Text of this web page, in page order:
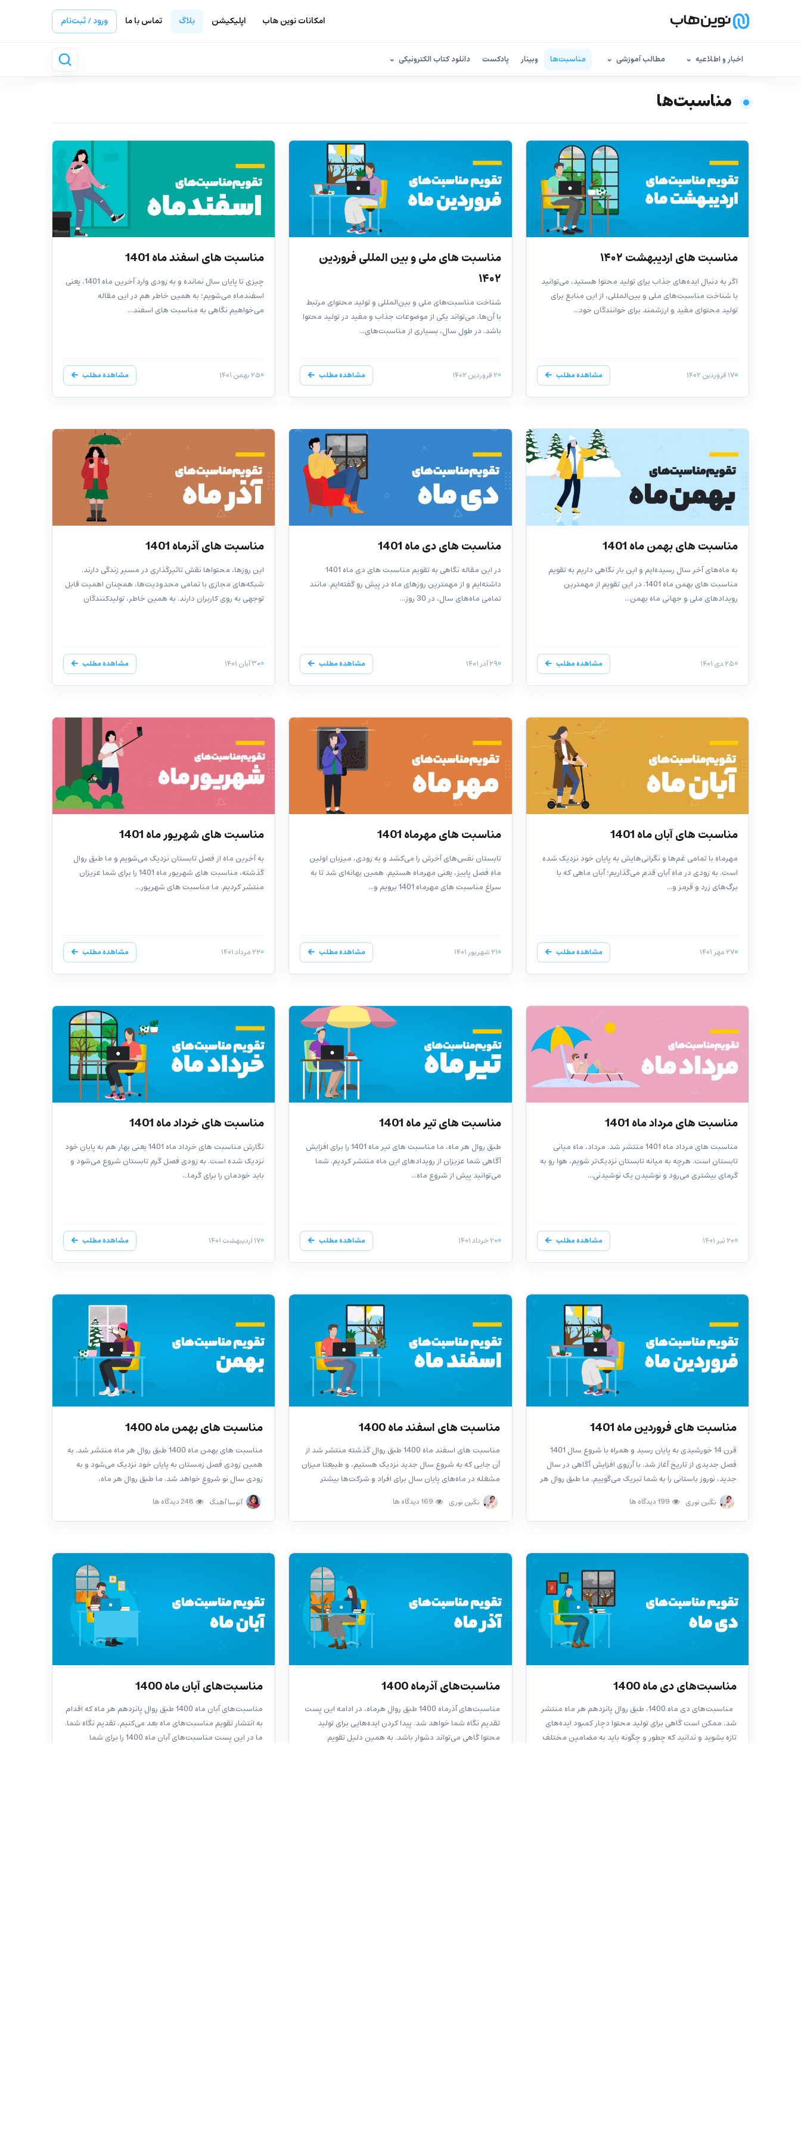
امکانات نوین هاب اپلیکیشن بلاگ تماس با ما ورود / ثبت‌نام
اخبار و اطلاعیه مطالب آموزشی مناسبت‌ها وبینار پادکست دانلود کتاب الکترونیکی
‌ مناسبت‌ها
مناسبت های اردیبهشت ۱۴۰۲
اگر به دنبال ایده‌های جذاب برای تولید محتوا هستید، می‌توانید
با شناخت مناسبت‌های ملی و بین‌المللی، از این منابع برای
تولید محتوای مفید و ارزشمند برای خوانندگان خود...
۱۷ فروردین ۱۴۰۲ مشاهده مطلب
مناسبت های ملی و بین المللی فروردین
۱۴۰۲
شناخت مناسبت‌های ملی و بین‌المللی و تولید محتوای مرتبط
با آن‌ها، می‌تواند یکی از موضوعات جذاب و مفید در تولید محتوا
باشد. در طول سال، بسیاری از مناسبت‌های...
۲ فروردین ۱۴۰۲ مشاهده مطلب
مناسبت های اسفند ماه 1401
چیزی تا پایان سال نمانده و به زودی وارد آخرین ماه 1401، یعنی
اسفندماه می‌شویم؛ به همین خاطر هم در این مقاله
می‌خواهیم نگاهی به مناسبت های اسفند...
۲۵ بهمن ۱۴۰۱ مشاهده مطلب
مناسبت های بهمن ماه 1401
به ماه‌های آخر سال رسیده‌ایم و این بار نگاهی داریم به تقویم
مناسبت های بهمن ماه 1401. در این تقویم از مهمترین
رویدادهای ملی و جهانی ماه بهمن...
۲۵ دی ۱۴۰۱ مشاهده مطلب
مناسبت های دی ماه 1401
در این مقاله نگاهی به تقویم مناسبت های دی ماه 1401
داشته‌ایم و از مهمترین روزهای ماه در پیش رو گفته‌ایم. مانند
تمامی ماه‌های سال،‌ در 30 روز...
۲۹ آذر ۱۴۰۱ مشاهده مطلب
مناسبت های آذرماه 1401
این روزها، محتواها نقش تاثیرگذاری در مسیر زندگی دارند.
شبکه‌های مجازی با تمامی محدودیت‌ها،‌ همچنان اهمیت قابل
توجهی به روی کاربران دارند. به همین خاطر، تولیدکنندگان
۳۰ آبان ۱۴۰۱ مشاهده مطلب
مناسبت های آبان ماه 1401
مهرماه با تمامی غم‌ها و نگرانی‌هایش به پایان خود نزدیک شده
است. به زودی در ماه آبان قدم می‌گذاریم؛ آبان ماهی که با
برگ‌های زرد و قرمز و...
۲۷ مهر ۱۴۰۱ مشاهده مطلب
مناسبت های مهرماه 1401
تابستان نفس‌های آخرش را می‌کشد و به زودی، میزبان اولین
ماه فصل پاییز، یعنی مهرماه هستیم. همین بهانه‌ای شد تا به
سراغ مناسبت های مهرماه 1401 برویم و...
۲۱ شهریور ۱۴۰۱ مشاهده مطلب
مناسبت های شهریور ماه 1401
به آخرین ماه از فصل تابستان نزدیک می‌شویم و ما طبق روال
گذشته، مناسبت های شهریور ماه 1401 را برای شما عزیزان
منتشر کردیم. ما مناسبت های شهریور...
۲۲ مرداد ۱۴۰۱ مشاهده مطلب
مناسبت های مرداد ماه 1401
مناسبت های مرداد ماه 1401 منتشر شد. مرداد، ماه میانی
تابستان است. هرچه به میانه تابستان نزدیک‌تر شویم، هوا رو به
گرمای بیشتری می‌رود و نوشیدن یک نوشیدنی...
۲۰ تیر ۱۴۰۱ مشاهده مطلب
مناسبت های تیر ماه 1401
طبق روال هر ماه، ما مناسبت های تیر ماه 1401 را برای افزایش
آگاهی شما عزیزان از رویدادهای این ماه منتشر کردیم. شما
می‌توانید پیش از شروع ماه...
۲۰ خرداد ۱۴۰۱ مشاهده مطلب
مناسبت‌ های خرداد ماه 1401
نگارش مناسبت‌ های خرداد ماه 1401 یعنی بهار هم به پایان خود
نزدیک شده است. به زودی فصل گرم تابستان شروع می‌شود و
باید خودمان را برای گرما...
۱۷ اردیبهشت ۱۴۰۱ مشاهده مطلب
مناسبت های فروردین ماه 1401
قرن 14 خورشیدی به پایان رسید و همراه با شروع سال 1401
فصل جدیدی از تاریخ آغاز شد. با آرزوی افزایش آگاهی در سال
جدید، نوروز باستانی را به شما تبریک می‌گوییم. ما طبق روال هر
ماه مناسبت‌ های فروردین ماه 1401 را برای شما...
نگین نوری 199 دیدگاه ها
مناسبت‌ های اسفند ماه 1400
مناسبت‌ های اسفند ماه 1400 طبق روال گذشته منتشر شد از
آن جایی که به شروع سال جدید نزدیک هستیم، و طبیعتا میزان
مشغله در ماه‌های پایان سال برای افراد و شرکت‌ها بیشتر
می‌‌شود ما تقویم مناسبت‌ های اسفند ماه 1400 را پیش از...
نگین نوری 169 دیدگاه ها
مناسبت‌ های بهمن ماه 1400
مناسبت‌ های بهمن ماه 1400 طبق روال هر ماه منتشر شد. به
همین زودی فصل زمستان به پایان خود نزدیک می‌شود و به
زودی سال نو شروع خواهد شد. ما طبق روال هر ماه،
مناسبت‌های ماه بعد را برای انتشار آماده کرده‌ایم تا شما از
آن‌ها... آتوسا آهنگ 248 دیدگاه ها
مناسبت‌های دی ماه 1400
مناسبت‌های دی ماه 1400، طبق روال پانزدهم هر ماه منتشر
شد. ممکن است گاهی برای تولید محتوا دچار کمبود ایده‌های
تازه بشوید و ندانید که چطور و چگونه باید به مضامین مختلف
مناسبت‌های آذرماه 1400
مناسبت‌های آذرماه 1400 طبق روال هرماه، در ادامه این پست
تقدیم نگاه شما خواهد شد. پیدا کردن ایده‌هایی برای تولید
محتوا گاهی می‌تواند دشوار باشد. به همین دلیل تقویم
مناسبت‌های آبان ماه 1400
مناسبت‌های آبان ماه 1400 طبق روال پانزدهم هر ماه که اقدام
به انتشار تقویم مناسبت‌های ماه بعد می‌کنیم، تقدیم نگاه شما.
ما در این پست مناسبت‌های آبان ماه 1400 را برای شما